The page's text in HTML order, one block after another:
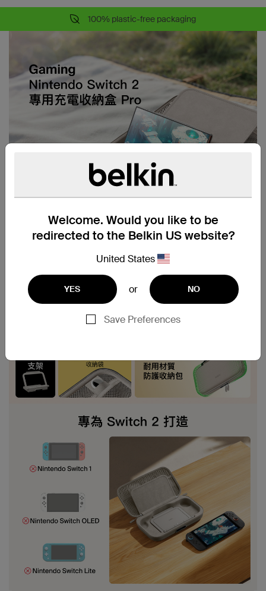
Welcome. Would you like to be
redirected to the Belkin US website?
United States
YES or NO
Save Preferences
100% plastic-free packaging